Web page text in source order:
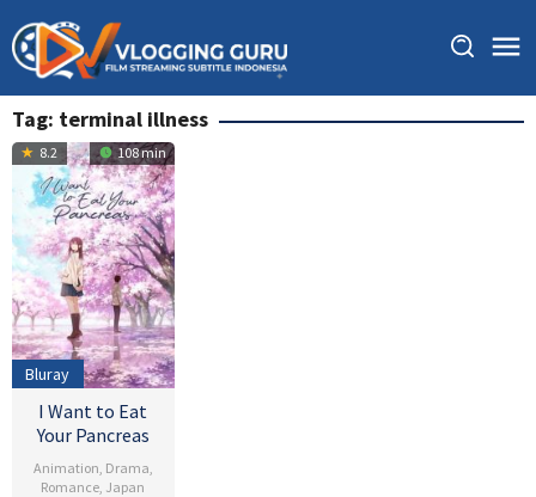
to
content
Tag: terminal illness
8.2 108 min
Bluray
I Want to Eat
Your Pancreas
Animation Drama
Romance Japan